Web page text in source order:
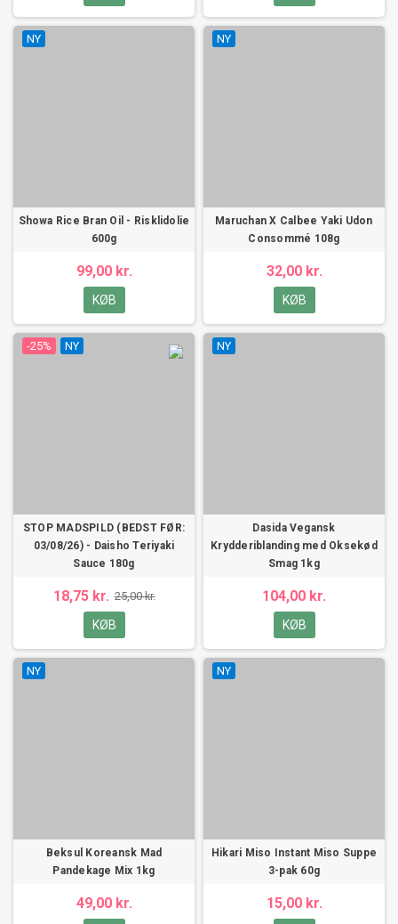
NY
Showa Rice Bran Oil - Risklidolie
600g
99,00 kr.
KØB
NY
Maruchan X Calbee Yaki Udon
Consommé 108g
32,00 kr.
KØB
-25% NY
STOP MADSPILD (BEDST FØR:
03/08/26) - Daisho Teriyaki
Sauce 180g
18,75 kr. 25,00 kr.
KØB
NY
Dasida Vegansk
Krydderiblanding med Oksekød
Smag 1kg
104,00 kr.
KØB
NY
Beksul Koreansk Mad
Pandekage Mix 1kg
49,00 kr.
NY
Hikari Miso Instant Miso Suppe
3-pak 60g
15,00 kr.